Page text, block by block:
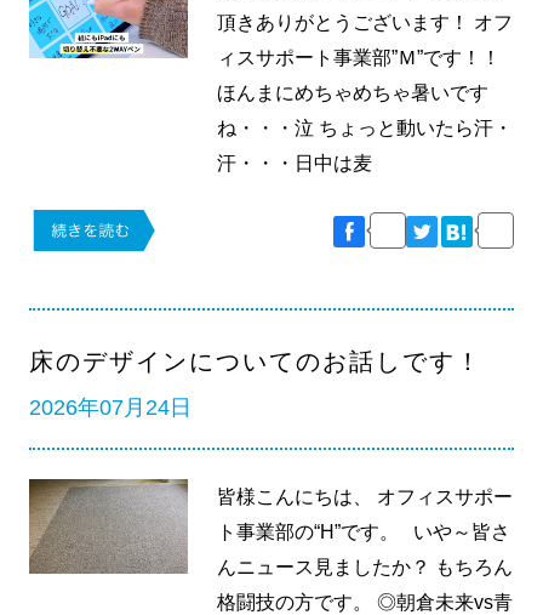
頂きありがとうございます！ オフ
ィスサポート事業部”Ｍ”です！！
ほんまにめちゃめちゃ暑いです
ね・・・泣 ちょっと動いたら汗・
汗・・・日中は麦
床のデザインについてのお話しです！
2026年07月24日
皆様こんにちは、 オフィスサポー
ト事業部の“H”です。 いや～皆さ
んニュース見ましたか？ もちろん
格闘技の方です。 ◎朝倉未来vs青